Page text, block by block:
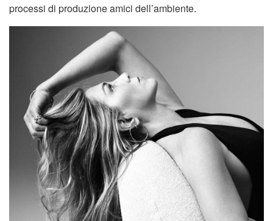
processi di produzione amici dell’ambiente.